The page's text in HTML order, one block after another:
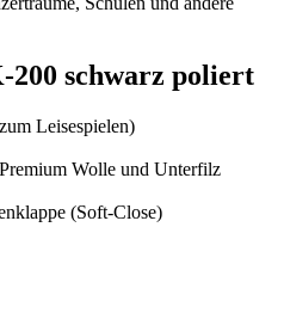
schwarz poliert
Leisespielen)
Wolle und Unterfilz
(Soft-Close)